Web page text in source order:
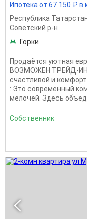
Ипотека от 67 150 ₽ в
Республика
Советский р-н
Горки
Продаётся уютная
ВОЗМОЖЕН ТРЕЙД-ИН
счастливой и
: Это современный
мелочей. Здесь
Собственник